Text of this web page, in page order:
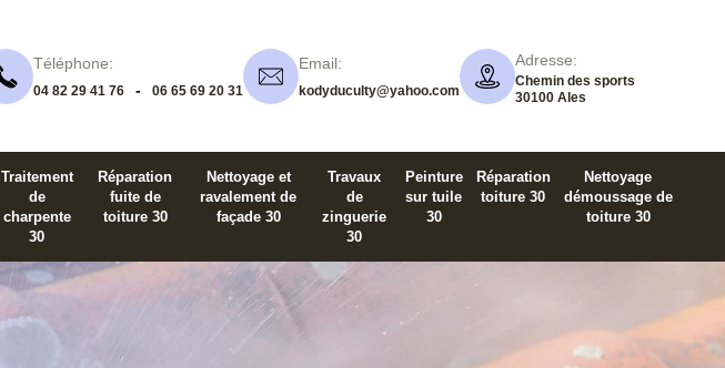
Téléphone:
04 82 29 41 76 - 06 65 69 20 31
Email:
kodyduculty@yahoo.com
Adresse:
Chemin des sports
30100 Ales
Traitement
de
charpente
30
Réparation
fuite de
toiture 30
Nettoyage et
ravalement de
façade 30
Travaux
de
zinguerie
30
Peinture
sur tuile
30
Réparation
toiture 30
Nettoyage
démoussage de
toiture 30